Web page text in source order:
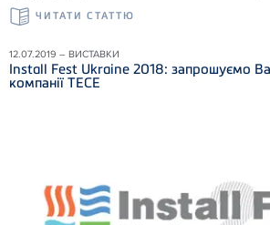
ЧИТАТИ СТАТТЮ
12.07.2019 – ВИСТАВКИ
Install Fest Ukraine 2018: запрошуємо
компанії ТЕСЕ